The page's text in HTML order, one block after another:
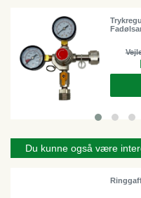
Du kunne også være